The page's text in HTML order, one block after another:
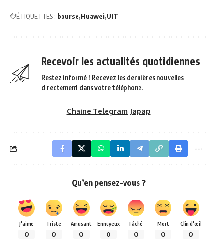
ÉTIQUETTES : bourse Huawei UIT
Recevoir les actualités quotidiennes
Restez informé ! Recevez les dernières nouvelles
directement dans votre téléphone.
Chaine Telegram Japap
Qu’en pensez-vous ?
J'aime
0
Triste
0
Amusant
0
Ennuyeux
0
Fâché
0
Mort
0
Clin d'œil
0